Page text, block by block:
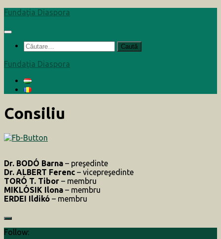
Skip
content
Fundaţia Diaspora
Caută
după:
Fundaţia Diaspora
Consiliu
Dr. BODÓ Barna – preşedinte
Dr. ALBERT Ferenc – vicepreşedinte
TORÓ T. Tibor – membru
MIKLÓSIK Ilona – membru
ERDEI Ildikó – membru
Follow: